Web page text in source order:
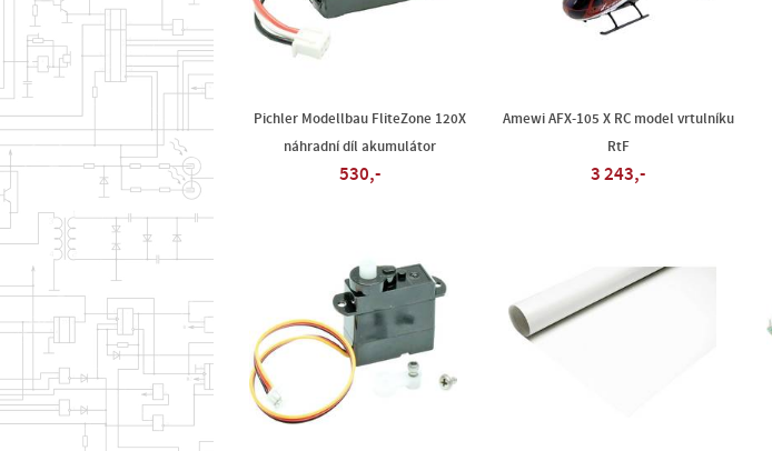
Pichler Modellbau FliteZone 120X
náhradní díl akumulátor
530,-
Amewi AFX-105 X RC model vrtulníku
RtF
3 243,-